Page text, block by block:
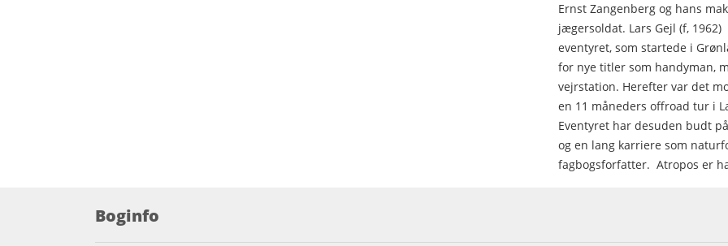
Ernst Zangenberg og hans
jægersoldat. Lars Gejl (f,
eventyret, som startede i
for nye titler som handyman,
vejrstation. Herefter var det
en 11 måneders offroad tur i
Eventyret har desuden budt
og en lang karriere som
fagbogsforfatter. Atropos er
Boginfo